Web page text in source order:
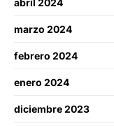
marzo 2024
febrero 2024
enero 2024
diciembre 2023